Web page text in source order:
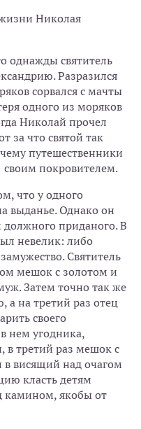
Николая
однажды святитель
Разразился
сорвался с мачты
одного из моряков
Николай прочел
за что святой так
путешественники
покровителем.
что у одного
выданье. Однако он
приданого. В
невелик: либо
Святитель
мешок с золотом и
Затем точно так же
а на третий раз отец
своего
нем угодника,
в третий раз мешок с
в висящий над очагом
класть детям
камином, якобы от